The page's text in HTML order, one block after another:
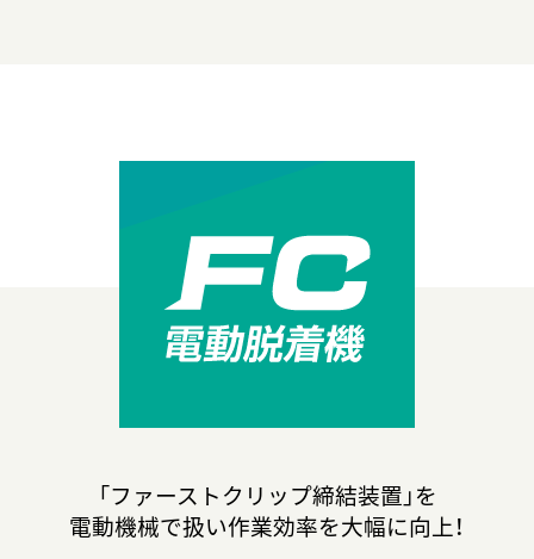
「ファーストクリップ締結装置」を
電動機械で扱い作業効率を大幅に向上！